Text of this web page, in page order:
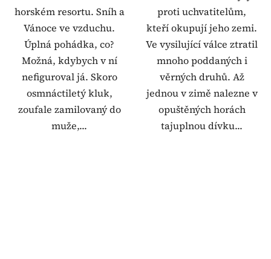
horském resortu. Sníh a
Vánoce ve vzduchu.
Úplná pohádka, co?
Možná, kdybych v ní
nefiguroval já. Skoro
osmnáctiletý kluk,
zoufale zamilovaný do
muže,...
proti uchvatitelům,
kteří okupují jeho zemi.
Ve vysilující válce ztratil
mnoho poddaných i
věrných druhů. Až
jednou v zimě nalezne v
opuštěných horách
tajuplnou dívku...